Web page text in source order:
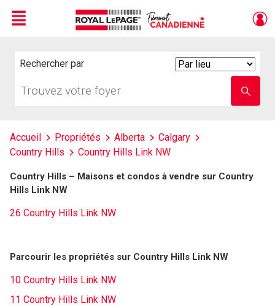
Menu
Rechercher par
votre
nom
Accueil Propriétés Alberta
Calgary
Country Hills
Country Hills Link NW
Country Hills – Maisons et condos à vendre sur Country
Hills Link NW
26 Country Hills Link NW
Parcourir les propriétés sur Country Hills Link NW
10 Country Hills Link NW
11 Country Hills Link NW